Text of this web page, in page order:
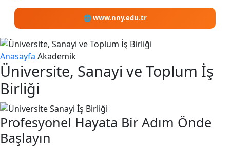
🌐 www.nny.edu.tr
Anasayfa Akademik
Üniversite, Sanayi ve Toplum İş
Birliği
Profesyonel Hayata Bir Adım Önde
Başlayın